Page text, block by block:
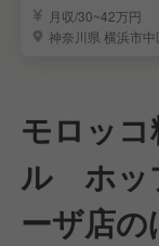
経験OK＊面接1回
月収/30~42万円
神奈川県 横浜市中
モロッ
ル ホッ
ーザ店